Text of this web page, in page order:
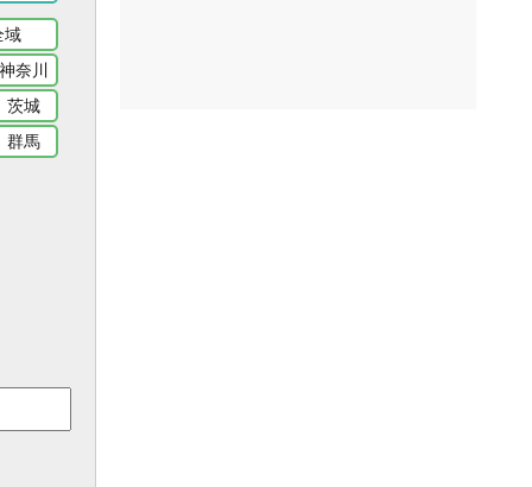
域
神奈川
茨城
群馬